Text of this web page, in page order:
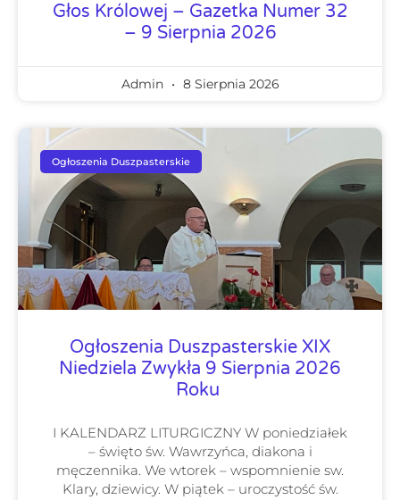
Głos Królowej – Gazetka Numer 32
– 9 Sierpnia 2026
Admin 8 Sierpnia 2026
Ogłoszenia Duszpasterskie
Ogłoszenia Duszpasterskie XIX
Niedziela Zwykła 9 Sierpnia 2026
Roku
I KALENDARZ LITURGICZNY W poniedziałek
– święto św. Wawrzyńca, diakona i
męczennika. We wtorek – wspomnienie sw.
Klary, dziewicy. W piątek – uroczystość św.